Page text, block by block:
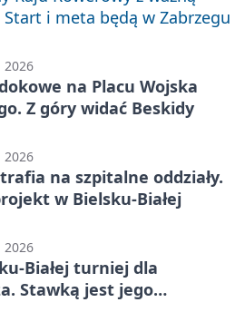
i meta będą w Zabrzegu
na Placu Wojska
Z góry widać Beskidy
na szpitalne oddziały.
w Bielsku-Białej
Białej turniej dla
Stawką jest jego